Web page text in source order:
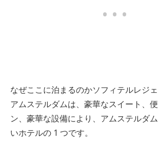
なぜここに泊まるのかソフィテルレジ
アムステルダムは、豪華なスイート、
ン、豪華な設備により、アムステルダ
いホテルの 1 つです。